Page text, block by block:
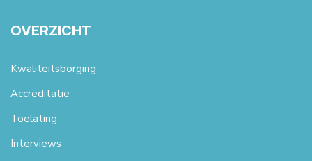
OVERZICHT
Kwaliteitsborging
Accreditatie
Toelating
Interviews